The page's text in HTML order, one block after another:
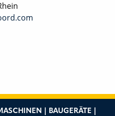
| BAUGERÄTE |